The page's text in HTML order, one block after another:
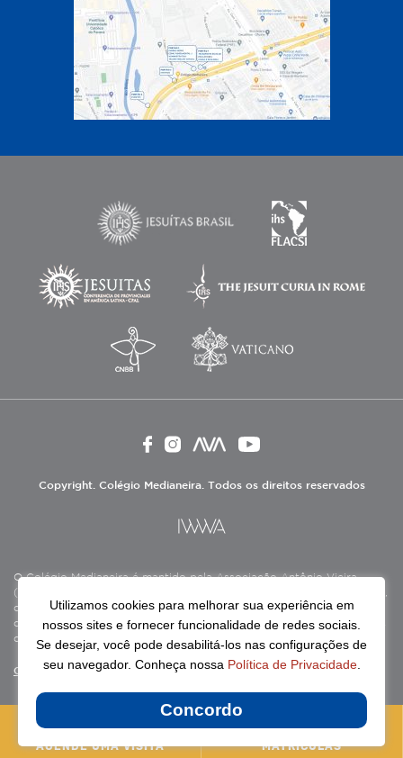
AGENDE UMA VISITA MATRÍCULAS
Copyright. Colégio Medianeira. Todos os direitos reservados
O Colégio Medianeira é mantido pela Associação Antônio Vieira
(ASAV), instituição de direito privado sem fins lucrativos, filantrópica,
de natureza educativa, cultural, assistencial e beneficente, certificada
como Entidade Beneficente de Assistência Social (CEBAS), nas áreas
de educação e assistência social.
Continue lendo
Utilizamos cookies para melhorar sua experiência em
nossos sites e fornecer funcionalidade de redes sociais.
Se desejar, você pode desabilitá-los nas configurações de
seu navegador. Conheça nossa Política de Privacidade.
Concordo